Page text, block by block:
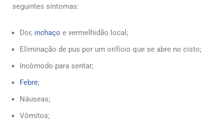
seguintes sintomas:
Dor, inchaço e vermelhidão local;
Eliminação de pus por um orifício que se abre no cisto;
Incômodo para sentar;
Febre;
Náuseas;
Vômitos;